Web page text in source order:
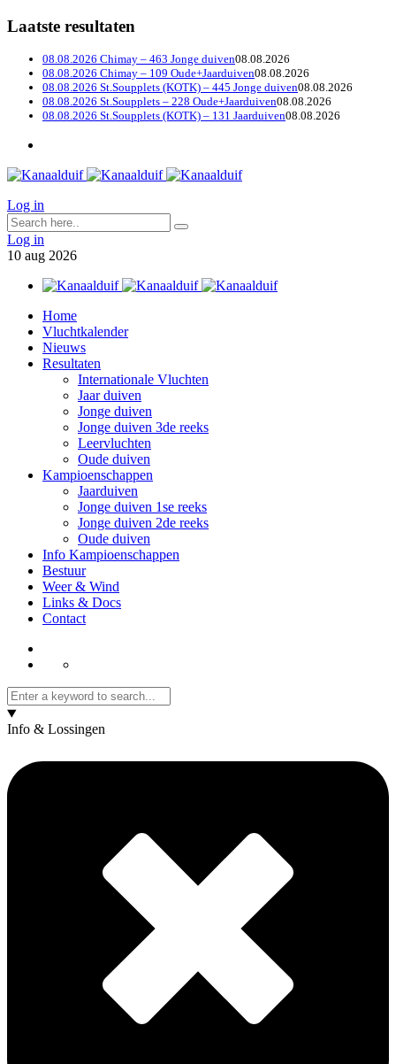
Laatste resultaten
08.08.2026 Chimay – 463 Jonge duiven08.08.2026
08.08.2026 Chimay – 109 Oude+Jaarduiven08.08.2026
08.08.2026 St.Soupplets (KOTK) – 445 Jonge duiven08.08.2026
08.08.2026 St.Soupplets – 228 Oude+Jaarduiven08.08.2026
08.08.2026 St.Soupplets (KOTK) – 131 Jaarduiven08.08.2026
Log in
Log in
10 aug 2026
Home
Vluchtkalender
Nieuws
Resultaten
Internationale Vluchten
Jaar duiven
Jonge duiven
Jonge duiven 3de reeks
Leervluchten
Oude duiven
Kampioenschappen
Jaarduiven
Jonge duiven 1se reeks
Jonge duiven 2de reeks
Oude duiven
Info Kampioenschappen
Bestuur
Weer & Wind
Links & Docs
Contact
Info & Lossingen